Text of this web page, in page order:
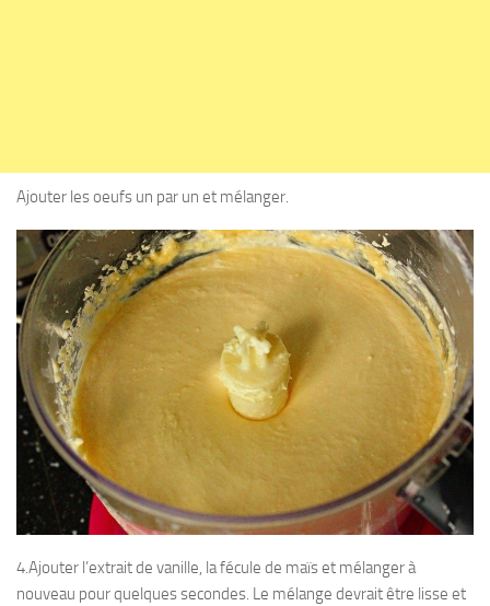
Ajouter les oeufs un par un et mélanger.
4.Ajouter l’extrait de vanille, la fécule de maïs et mélanger à
nouveau pour quelques secondes. Le mélange devrait être lisse et